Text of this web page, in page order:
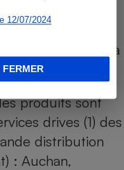
12/07/2024
sur l’ensemble
produits de
sont comparés à
produits sont
drives (1) des
distribution
: Auchan,